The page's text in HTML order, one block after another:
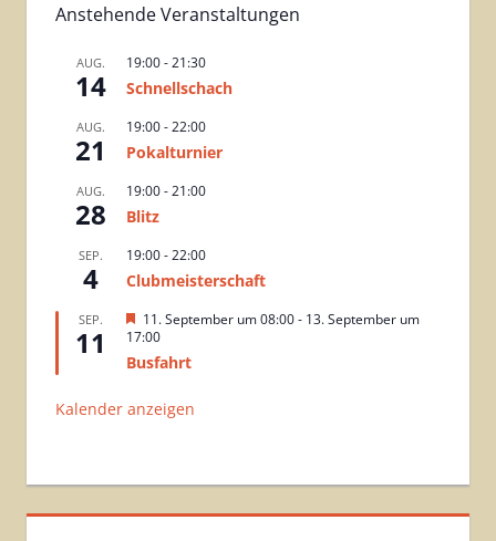
Anstehende Veranstaltungen
AUG.
14
19:00-21:30
Schnellschach
AUG.
21
19:00-22:00
Pokalturnier
AUG.
28
19:00-21:00
Blitz
SEP.
4
19:00-22:00
Clubmeisterschaft
SEP.
11
H
e
v
r
e
11. September um 08:00- 13. September um
17:00
Busfahrt
Kalender anzeigen